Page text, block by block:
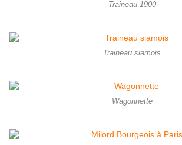
Traineau 1900
Traineau siamois
Wagonnette